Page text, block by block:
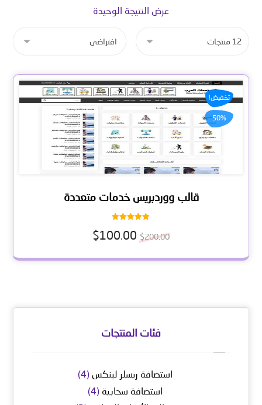
عرض النتيجة الوحيدة
تخفيض!
50%
قالب ووردبريس خدمات متعددة
5.00
من 5
$200.00
$100.00
فئات المنتجات
استضافة ريسلر لينكس (4)
استضافة سحابية (4)